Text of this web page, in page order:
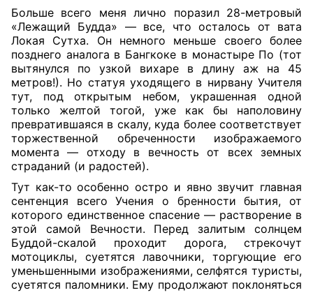
Больше всего меня лично поразил 28-метровый
«Лежащий Будда» — все, что осталось от вата
Локая Сутха. Он немного меньше своего более
позднего аналога в Бангкоке в монастыре По (тот
вытянулся по узкой вихаре в длину аж на 45
метров!). Но статуя уходящего в нирвану Учителя
тут, под открытым небом, украшенная одной
только желтой тогой, уже как бы наполовину
превратившаяся в скалу, куда более соответствует
торжественной обреченности изображаемого
момента — отходу в вечность от всех земных
страданий (и радостей).
Тут как-то особенно остро и явно звучит главная
сентенция всего Учения о бренности бытия, от
которого единственное спасение — растворение в
этой самой Вечности. Перед залитым солнцем
Буддой-скалой проходит дорога, стрекочут
мотоциклы, суетятся лавочники, торгующие его
уменьшенными изображениями, селфятся туристы,
суетятся паломники. Ему продолжают поклоняться